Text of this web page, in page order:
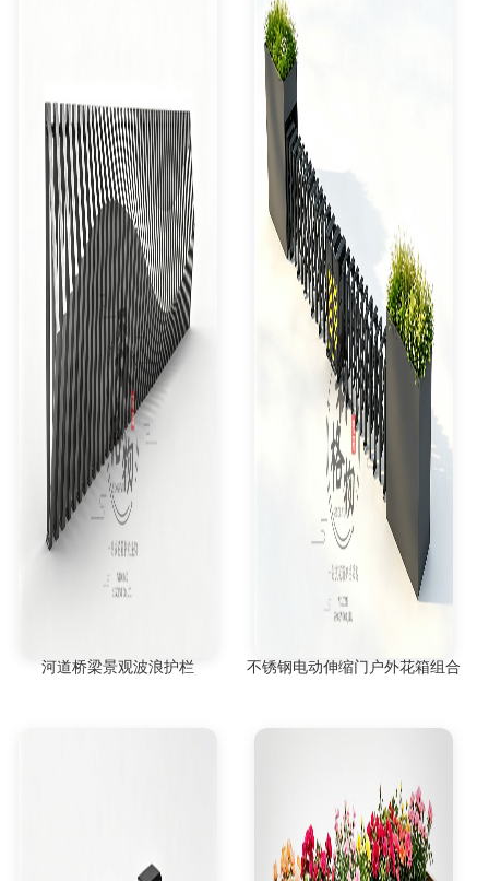
河道桥梁景观波浪护栏 不锈钢电动伸缩门户外花箱组合